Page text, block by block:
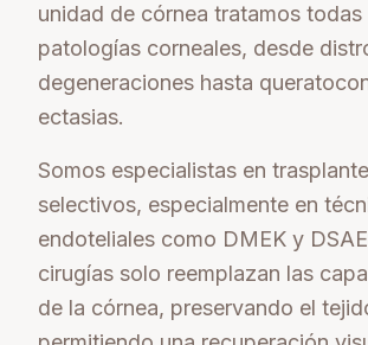
unidad de córnea tratamos todas
patologías corneales, desde
degeneraciones hasta
ectasias.
Somos especialistas en
selectivos, especialmente en
endoteliales como DMEK y
cirugías solo reemplazan las
de la córnea, preservando el